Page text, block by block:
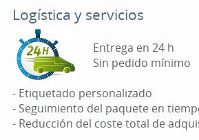
Logística y servicios
Entrega en 24 h
Sin pedido mínimo
- Etiquetado personalizado
- Seguimiento del paquete en
- Reducción del coste total de